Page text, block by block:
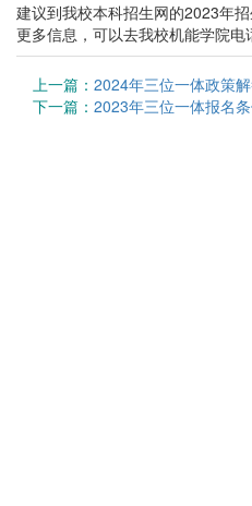
建议到我校本科招生网的2023年
更多信息，可以去我校机能学院电
上一篇： 2024年三位一体政策解
下一篇： 2023年三位一体报名